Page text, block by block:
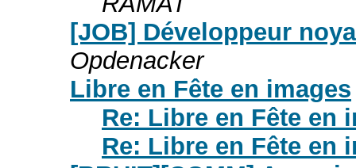
[JOB] Développeur
Opdenacker
Libre en Fête en images
Re: Libre en Fête en
Re: Libre en Fête en